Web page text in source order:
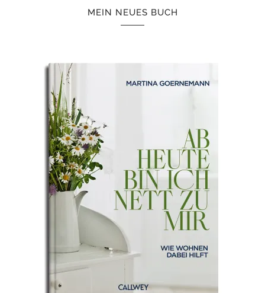
MEIN NEUES BUCH